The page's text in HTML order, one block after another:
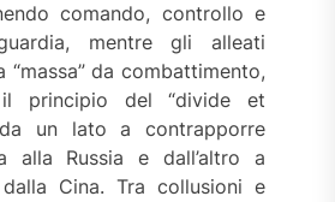
comando, controllo e
mentre gli alleati
da combattimento,
il principio del “divide et
un lato a contrapporre
alla Russia e dall’altro a
Cina. Tra collusioni e